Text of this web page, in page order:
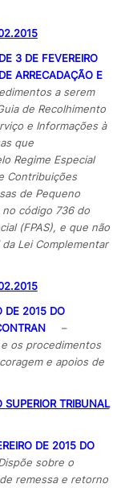
3 DE FEVEREIRO
ARRECADAÇÃO E
a serem
de Recolhimento
e Informações à
que
Regime Especial
Contribuições
de Pequeno
código 736 do
(FPAS), e que não
Lei Complementar
DE 2015 DO
–
os procedimentos
e apoios de
TRIBUNAL
DE 2015 DO
sobre o
remessa e retorno